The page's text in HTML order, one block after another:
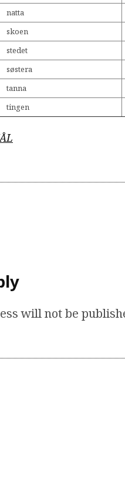
natta
skoen
stedet
søstera
tanna
tingen
will not be